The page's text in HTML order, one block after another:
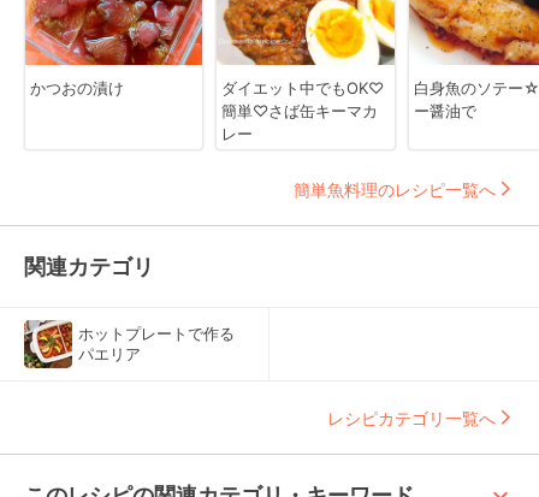
かつおの漬け
ダイエット中でもOK♡
簡単♡さば缶キーマカ
レー
白身魚のソテー
ー醤油で
簡単魚料理のレシピ一覧へ
関連カテゴリ
ホットプレートで作る
パエリア
レシピカテゴリ一覧へ